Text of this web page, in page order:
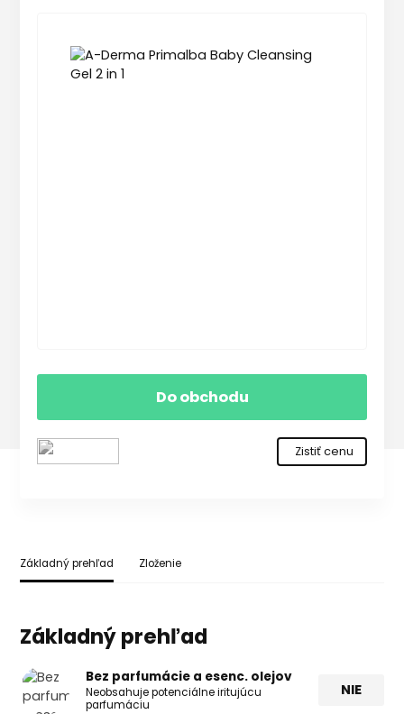
Do obchodu
Zistiť cenu
Základný prehľad Zloženie
Základný prehľad
Bez parfumácie a esenc. olejov
Neobsahuje potenciálne iritujúcu
parfumáciu
NIE